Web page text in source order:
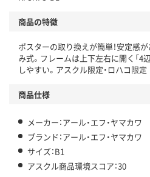
この商品の環境配慮ポイントです。
アスクル商品環境スコア詳細／加点
商品の特徴
ポスターの取り換えが簡単！安定感
み式。フレームは上下左右に開く「4
しやすい。アスクル限定・ロハコ限定
商品仕様
メーカー：アール・エフ・ヤマカワ
ブランド：アール・エフ・ヤマカワ
サイズ：B1
アスクル商品環境スコア：30